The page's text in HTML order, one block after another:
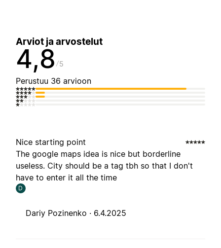
Arviot ja arvostelut
4,8 5
Perustuu 36 arvioon
Nice starting point
The google maps idea is nice but borderline
useless. City should be a tag tbh so that I don't
have to enter it all the time
D
Dariy Pozinenko · 6.4.2025